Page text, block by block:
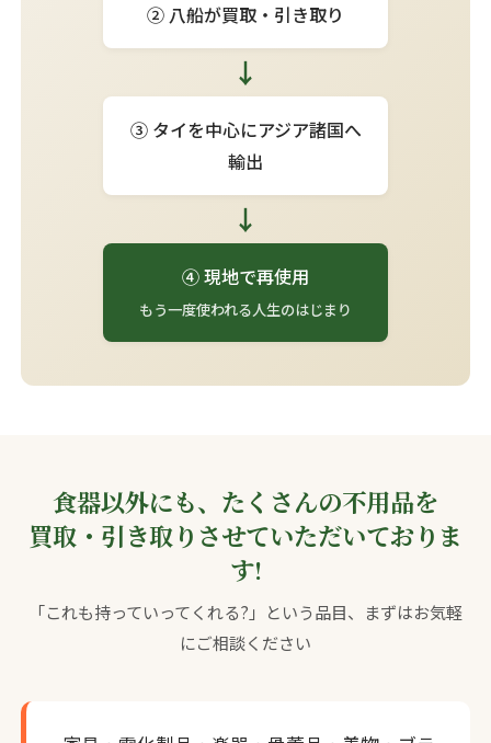
② 八船が買取・引き取り
↓
③ タイを中心にアジア諸国へ
輸出
↓
④ 現地で再使用
もう一度使われる人生のはじまり
食器以外にも、たくさんの不用品を
買取・引き取りさせていただいておりま
す!
「これも持っていってくれる?」という品目、まずはお気軽
にご相談ください